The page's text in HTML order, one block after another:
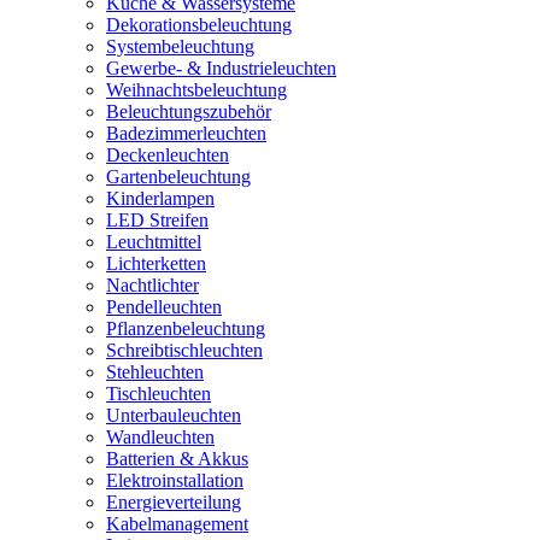
Dekorationsbeleuchtung
Systembeleuchtung
Gewerbe- & Industrieleuchten
Weihnachtsbeleuchtung
Beleuchtungszubehör
Badezimmerleuchten
Deckenleuchten
Gartenbeleuchtung
Kinderlampen
LED Streifen
Leuchtmittel
Lichterketten
Nachtlichter
Pendelleuchten
Pflanzenbeleuchtung
Schreibtischleuchten
Stehleuchten
Tischleuchten
Unterbauleuchten
Wandleuchten
Batterien & Akkus
Elektroinstallation
Energieverteilung
Kabelmanagement